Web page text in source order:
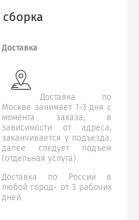
Доставка
Доставка по
Москве занимает 1-3 дня с
момента заказа, в
зависимости от адреса,
заканчивается у подъезда,
далее следует подъем
(отдельная услуга).
Доставка по России в
любой город- от 3 рабочих
дней.